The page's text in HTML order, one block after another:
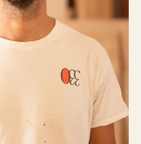
com artesãos e designers para
e versatilidade da madeira.